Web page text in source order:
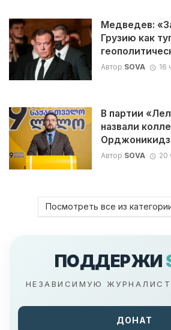
Медведев:
Грузию как
Автор SOVA 16
В партии
назвали
Автор SOVA 20
Посмотреть все из
ПОДДЕРЖИ
НЕЗАВИСИМУЮ
ДОНАТ